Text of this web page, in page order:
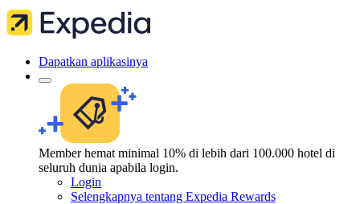
Dapatkan aplikasinya
Member hemat minimal 10% di lebih dari 100.000 hotel di
seluruh dunia apabila login.
Login
Selengkapnya tentang Expedia Rewards